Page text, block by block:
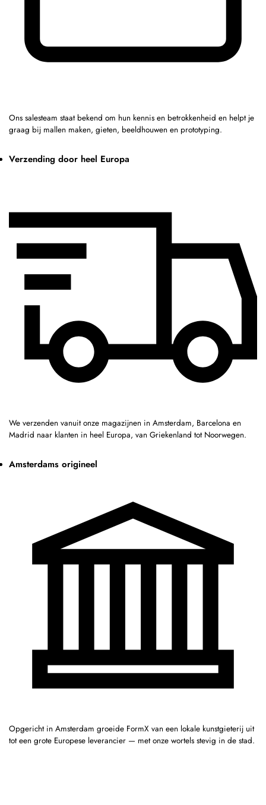
Ons salesteam staat bekend om hun kennis en betrokkenheid en helpt je
graag bij mallen maken, gieten, beeldhouwen en prototyping.
Verzending door heel Europa
We verzenden vanuit onze magazijnen in Amsterdam, Barcelona en
Madrid naar klanten in heel Europa, van Griekenland tot Noorwegen.
Amsterdams origineel
Opgericht in Amsterdam groeide FormX van een lokale kunstgieterij uit
tot een grote Europese leverancier — met onze wortels stevig in de stad.